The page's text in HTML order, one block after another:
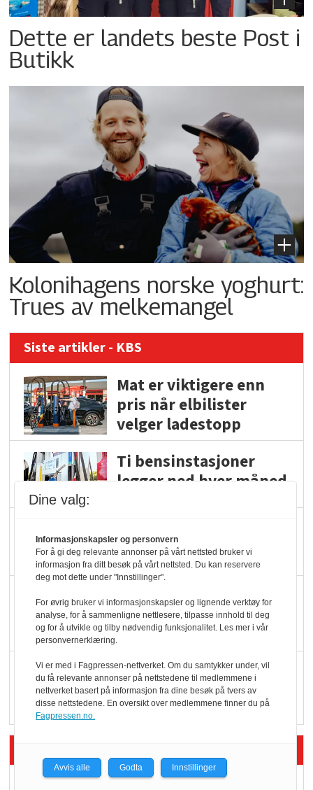
Dette er landets beste Post i
Butikk
Kolonihagens norske yoghurt:
Trues av melkemangel
Siste artikler - KBS
Mat er viktigere enn
pris når elbilister
velger ladestopp
Ti bensinstasjoner
legger ned hver måned
oktan
KBS-bransjen i
endring: Stadig større
serveringstilbud
Vokser med ferdigmat
i dagligvare
Dine valg:
Informasjonskapsler og personvern
For å gi deg relevante annonser på vårt nettsted bruker vi
informasjon fra ditt besøk på vårt nettsted. Du kan reservere
deg mot dette under "Innstillinger".
For øvrig bruker vi informasjonskapsler og lignende verktøy for
analyse, for å sammenligne nettlesere, tilpasse innhold til deg
og for å utvikle og tilby nødvendig funksjonalitet. Les mer i vår
personvernerklæring.
Vi er med i Fagpressen-nettverket. Om du samtykker under, vil
du få relevante annonser på nettstedene til medlemmene i
nettverket basert på informasjon fra dine besøk på tvers av
disse nettstedene. En oversikt over medlemmene finner du på
Fagpressen.no.
Avvis alle Godta Innstillinger